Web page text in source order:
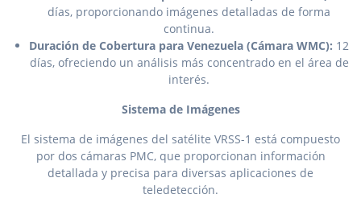
días, proporcionando imágenes detalladas de forma
continua.
Duración de Cobertura para Venezuela (Cámara WMC): 12
días, ofreciendo un análisis más concentrado en el área de
interés.
Sistema de Imágenes
El sistema de imágenes del satélite VRSS-1 está compuesto
por dos cámaras PMC, que proporcionan información
detallada y precisa para diversas aplicaciones de
teledetección.